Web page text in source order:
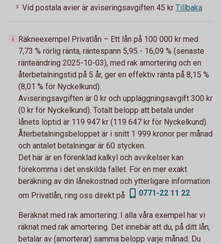
3 Vid postala avier är aviseringsavgiften 45 kr Tillbaka
Räkneexempel Privatlån – Ett lån på 100 000 kr med
7,73 % rörlig ränta, räntespann 5,95 - 16,09 % (senaste
ränteändring 2025-10-03), med rak amortering och en
återbetalningstid på 5 år, ger en effektiv ränta på 8,15 %
(8,01 % för Nyckelkund).
Aviseringsavgiften är 0 kr och uppläggningsavgift 300 kr
(0 kr för Nyckelkund). Totalt belopp att betala under
lånets löptid är 119 947 kr (119 647 kr för Nyckelkund).
Återbetalningsbeloppet är i snitt 1 999 kronor per månad
och antalet betalningar är 60 stycken.
Det här är en förenklad kalkyl och avvikelser kan
förekomma i det enskilda fallet. För en mer exakt
beräkning av din lånekostnad och ytterligare information
om Privatlån, ring oss direkt på
0771-22 11 22.
Beräknat med rak amortering: I alla våra exempel har vi
räknat med rak amortering. Det innebär att du, på ditt lån,
betalar av (amorterar) samma belopp varje månad. Du